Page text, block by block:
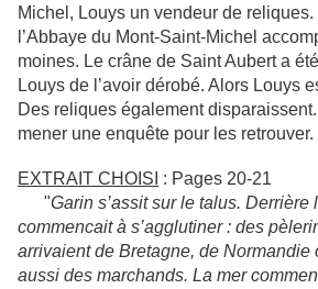
Michel, Louys un vendeur de reliques.
l’Abbaye du Mont-Saint-Michel
moines. Le crâne de Saint Aubert a
Louys de l’avoir dérobé. Alors Louys
Des reliques également
mener une enquête pour les retrouver.
EXTRAIT CHOISI : Pages 20-21
"Garin s’assit sur le talus.
commencait à s’agglutiner : des
arrivaient de Bretagne, de Normandie
aussi des marchands. La mer